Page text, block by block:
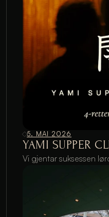
5. MAI 2026
YAMI SUPPER
Vi gjentar suksessen